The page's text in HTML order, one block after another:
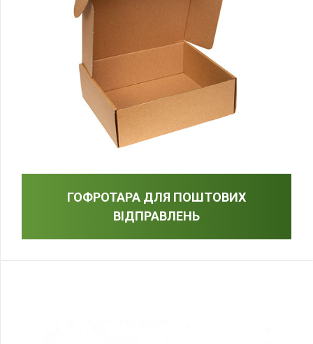
ГОФРОТАРА ДЛЯ ПОШТОВИХ
ВІДПРАВЛЕНЬ